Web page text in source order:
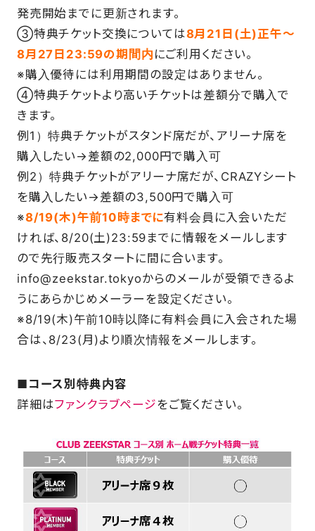
発売開始までに更新されます。
③特典チケット交換については8月21日(土)正午～
8月27日23:59の期間内 にご利用ください。
※購入優待には利用期間の設定はありません。
④特典チケットより高いチケットは差額分で購入で
きます。
例1）特典チケットがスタンド席だが、アリーナ席を
購入したい→差額の2,000円で購入可
例2）特典チケットがアリーナ席だが、CRAZYシート
を購入したい→差額の3,500円で購入可
※8/19(木)午前10時までに有料会員に入会いただ
ければ、8/20(土)23:59までに情報をメールします
ので先行販売スタートに間に合います。
info@zeekstar.tokyoからのメールが受領できるよ
うにあらかじめメーラーを設定ください。
※8/19(木)午前10時以降に有料会員に入会された場
合は、8/23(月)より順次情報をメールします。
■コース別特典内容
詳細はファンクラブページをご覧ください。